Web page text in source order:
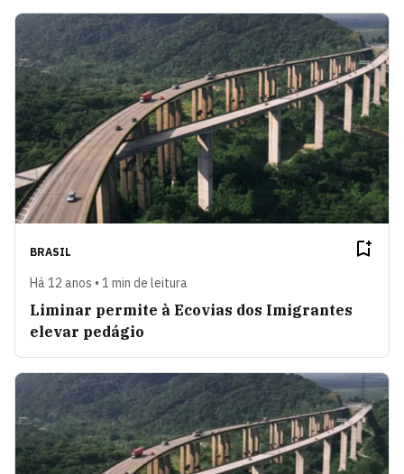
BRASIL
Há 12 anos • 1 min de leitura
Liminar permite à Ecovias dos Imigrantes
elevar pedágio